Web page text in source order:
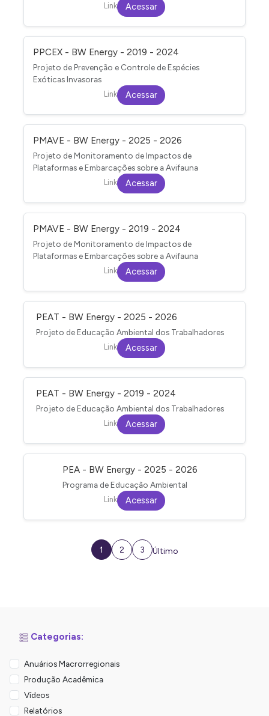
Categorias:
Anuários Macrorregionais
Produção Acadêmica
Vídeos
Relatórios
Link Acessar
PPCEX - BW Energy - 2019 - 2024
Projeto de Prevenção e Controle de Espécies
Exóticas Invasoras
Link Acessar
PMAVE - BW Energy - 2025 - 2026
Projeto de Monitoramento de Impactos de
Plataformas e Embarcações sobre a Avifauna
Link Acessar
PMAVE - BW Energy - 2019 - 2024
Projeto de Monitoramento de Impactos de
Plataformas e Embarcações sobre a Avifauna
Link Acessar
PEAT - BW Energy - 2025 - 2026
Projeto de Educação Ambiental dos Trabalhadores
Link Acessar
PEAT - BW Energy - 2019 - 2024
Projeto de Educação Ambiental dos Trabalhadores
Link Acessar
PEA - BW Energy - 2025 - 2026
Programa de Educação Ambiental
Link Acessar
1 2 3 Último